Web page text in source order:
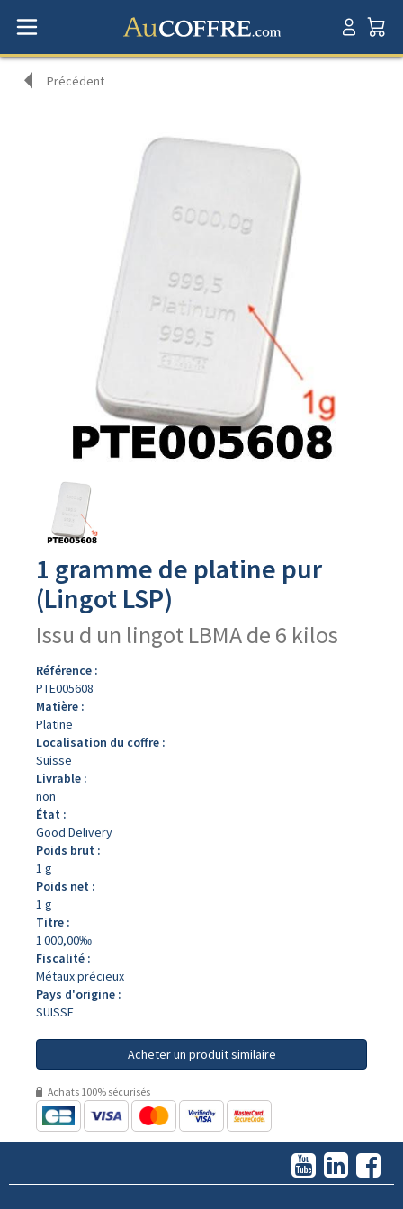
Précédent
produit
1 gramme de platine pur
(Lingot LSP)
Issu d un lingot LBMA de 6 kilos
Référence :
PTE005608
Matière :
Platine
Localisation du coffre :
Suisse
Livrable :
non
État :
Good Delivery
Poids brut :
1 g
Poids net :
1 g
Titre :
1 000,00‰
Fiscalité :
Métaux précieux
Pays d'origine :
SUISSE
Acheter un produit similaire
Achats 100% sécurisés